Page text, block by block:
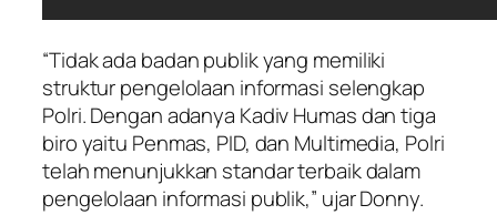
“Tidak ada badan publik yang memiliki
struktur pengelolaan informasi selengkap
Polri. Dengan adanya Kadiv Humas dan tiga
biro yaitu Penmas, PID, dan Multimedia, Polri
telah menunjukkan standar terbaik dalam
pengelolaan informasi publik,” ujar Donny.